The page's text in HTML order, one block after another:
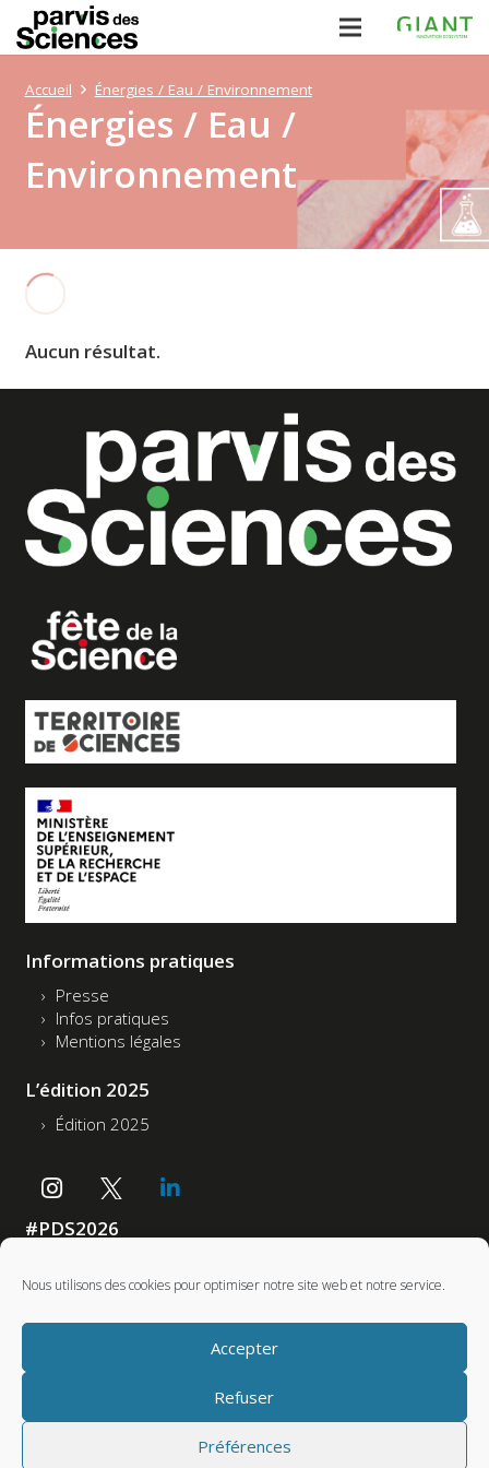
Nous utilisons des cookies pour optimiser notre site web et notre service.
Accepter
Refuser
Préférences
Énergies / Eau /
Environnement
Accueil Énergies / Eau / Environnement
Aucun résultat.
Informations pratiques
Presse
Infos pratiques
Mentions légales
L’édition 2025
Édition 2025
#PDS2026
Partenaires